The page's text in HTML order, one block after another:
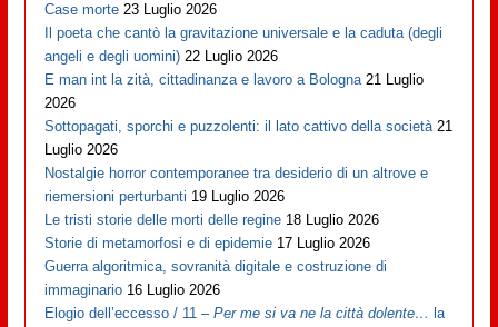
Case morte 23 Luglio 2026
Il poeta che cantò la gravitazione universale e la caduta (degli
angeli e degli uomini) 22 Luglio 2026
E man int la zità, cittadinanza e lavoro a Bologna 21 Luglio
2026
Sottopagati, sporchi e puzzolenti: il lato cattivo della società 21
Luglio 2026
Nostalgie horror contemporanee tra desiderio di un altrove e
riemersioni perturbanti 19 Luglio 2026
Le tristi storie delle morti delle regine 18 Luglio 2026
Storie di metamorfosi e di epidemie 17 Luglio 2026
Guerra algoritmica, sovranità digitale e costruzione di
immaginario 16 Luglio 2026
Elogio dell’eccesso / 11 –Per me si va ne la città dolente… la